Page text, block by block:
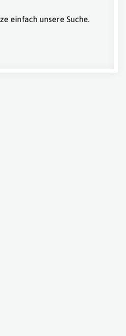
einfach unsere Suche.